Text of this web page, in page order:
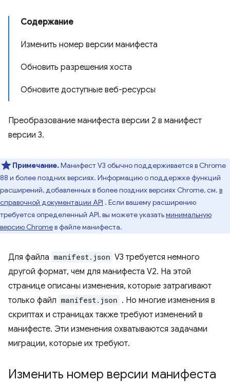
Содержание
Изменить номер версии манифеста
Обновить разрешения хоста
Обновите доступные веб-ресурсы
Преобразование манифеста версии 2 в манифест
версии 3.
Примечание.Манифест V3 обычно поддерживается в Chrome
88 и более поздних версиях. Информацию о поддержке функций
расширений, добавленных в более поздних версиях Chrome, см. в
справочной документации API . Если вашему расширению
требуется определенный API, вы можете указатьминимальную
версию Chromeв файле манифеста.
Для файла manifest.json V3 требуется немного
другой формат, чем для манифеста V2. На этой
странице описаны изменения, которые затрагивают
только файл manifest.json . Но многие изменения в
скриптах и ​​страницах также требуют изменений в
манифесте. Эти изменения охватываются задачами
миграции, которые их требуют.
Изменить номер версии манифеста